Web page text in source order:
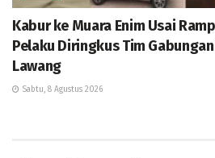
Kabur ke Muara Enim Usai
Pelaku Diringkus Tim
Lawang
Sabtu, 8 Agustus 2026